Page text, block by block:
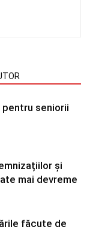
seniorii
și
mai devreme
făcute de